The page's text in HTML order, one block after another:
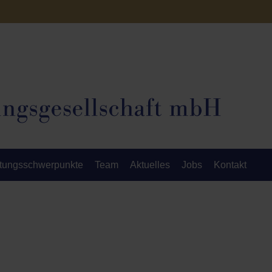
Team Aktuelles Jobs Kontakt